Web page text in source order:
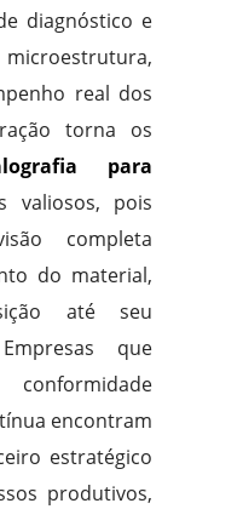
diagnóstico e
real dos
torna os
para
valiosos, pois
completa
do material,
até seu
que
conformidade
encontram
estratégico
produtivos,